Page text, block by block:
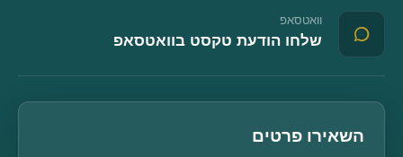
וואטסאפ
שלחו הודעת טקסט בוואטסאפ
השאירו פרטים